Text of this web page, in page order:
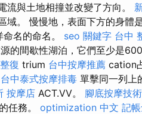
流與土地相撞並改變了方向。
域。 慢慢地，表面下方的身體
名的命名。 seo 關鍵字 台中
的間歇性湖泊，它們至少是600
復 trium 台中按摩推薦 cation
台中泰式按摩排毒 單擊同一列上
按摩店 ACT.VV。 腳底按摩技
任務。 optimization 中文 記